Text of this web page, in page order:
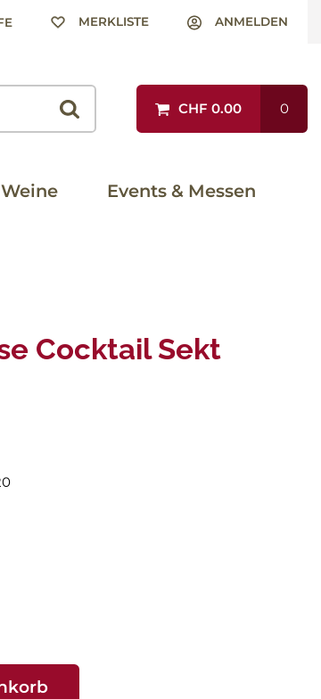
MERKLISTE ANMELDEN
CHF 0.00 0
Events & Messen
Cocktail Sekt